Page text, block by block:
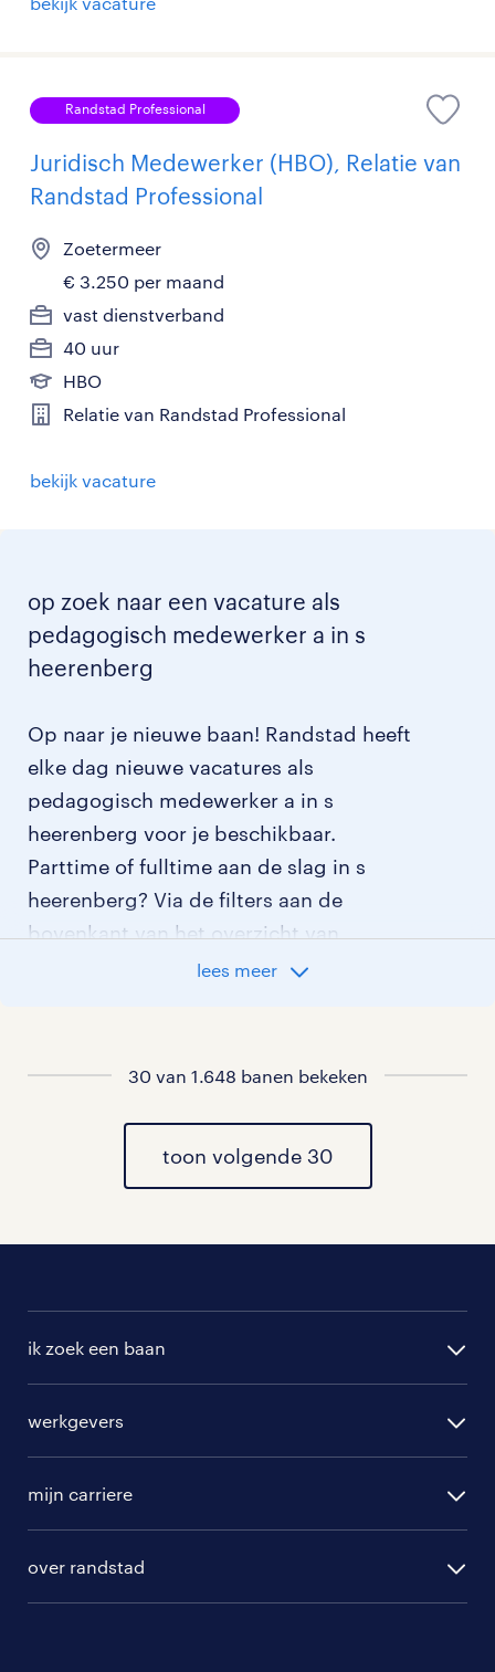
Randstad Professional
Juridisch Medewerker (HBO), Relatie van
Randstad Professional
Zoetermeer
€ 3.250 per maand
vast dienstverband
40 uur
HBO
Relatie van Randstad Professional
bekijk vacature
op zoek naar een vacature als
pedagogisch medewerker a in s
heerenberg
Op naar je nieuwe baan! Randstad heeft
elke dag nieuwe vacatures als
pedagogisch medewerker a in s
heerenberg voor je beschikbaar.
Parttime of fulltime aan de slag in s
heerenberg? Via de filters aan de
bovenkant van het overzicht van
vacatures kan je jouw opties verder
Bekijk dan hier
alle vacatures in s heerenbergof hier
al onze pedagogisch medewerker a
lees meer
30 van 1.648 banen bekeken
toon volgende 30
ik zoek een baan
randstad professional
randstad digital
werkgevers
hr-diensten
branches
mijn carriere
over randstad